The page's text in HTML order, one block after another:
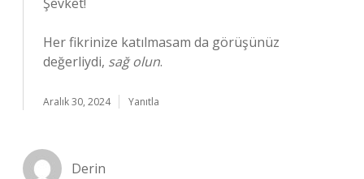
Her fikrinize katılmasam da görüşünüz
değerliydi, sağ olun.
Aralık 30, 2024 Yanıtla
Derin